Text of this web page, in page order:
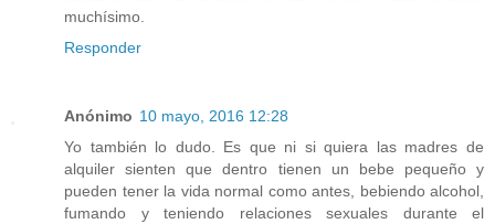
muchísimo.
Responder
Anónimo 10 mayo, 2016 12:28
Yo también lo dudo. Es que ni si quiera las madres de
alquiler sienten que dentro tienen un bebe pequeño y
pueden tener la vida normal como antes, bebiendo alcohol,
fumando y teniendo relaciones sexuales durante el